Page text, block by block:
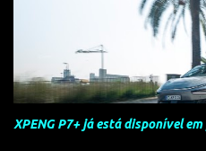
XPENG P7+ já está disponível